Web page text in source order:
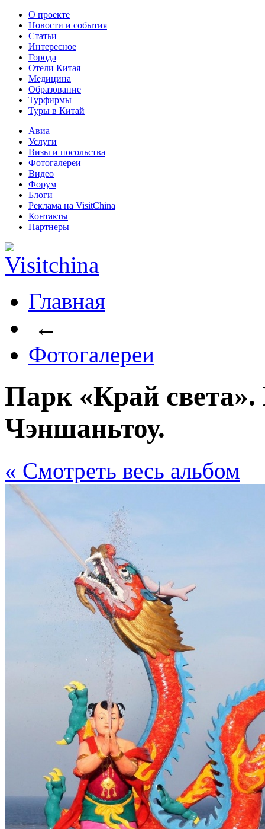
О проекте
Новости и события
Статьи
Интересное
Города
Отели Китая
Медицина
Образование
Турфирмы
Туры в Китай
Авиа
Услуги
Визы и посольства
Фотогалереи
Видео
Форум
Блоги
Реклама на VisitChina
Контакты
Партнеры
Главная
←
Фотогалереи
Парк «Край
Чэншаньтоу.
« Cмотреть весь альбом